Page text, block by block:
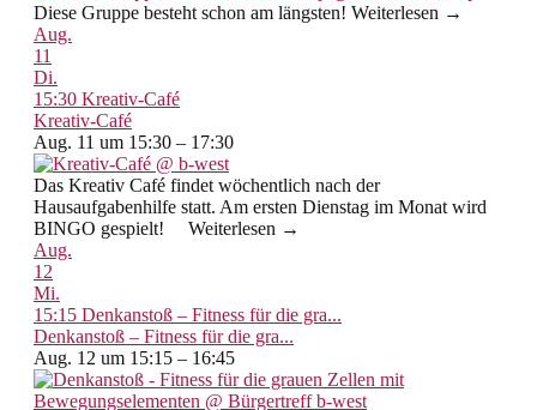
Diese Gruppe besteht schon am längsten! Weiterlesen →
Aug.
11
Di.
15:30 Kreativ-Café
Kreativ-Café
Aug. 11 um 15:30 – 17:30
Das Kreativ Café findet wöchentlich nach der
Hausaufgabenhilfe statt. Am ersten Dienstag im Monat wird
BINGO gespielt! Weiterlesen →
Aug.
12
Mi.
15:15 Denkanstoß – Fitness für die gra...
Denkanstoß – Fitness für die gra...
Aug. 12 um 15:15 – 16:45